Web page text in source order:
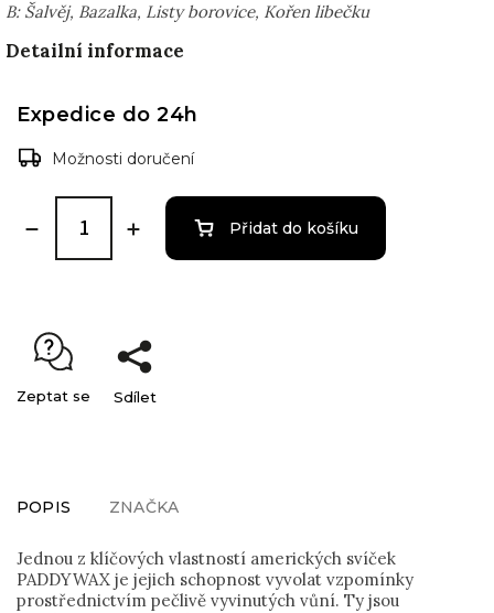
B: Šalvěj, Bazalka, Listy borovice, Kořen libečku
Detailní informace
Expedice do 24h
Možnosti doručení
Přidat do košíku
Zeptat se Sdílet
POPIS ZNAČKA
Jednou z klíčových vlastností amerických svíček
PADDYWAX je jejich schopnost vyvolat vzpomínky
prostřednictvím pečlivě vyvinutých vůní. Ty jsou